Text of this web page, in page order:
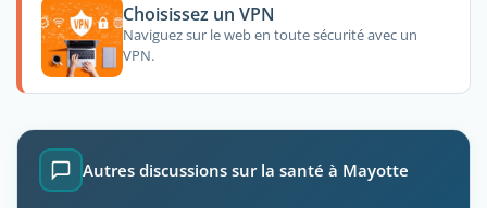
Choisissez un VPN
Naviguez sur le web en toute sécurité avec un
VPN.
Autres discussions sur la santé à Mayotte